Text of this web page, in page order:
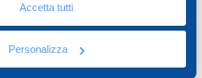
Accetta tutti
Personalizza
Προϊόντα:12/12